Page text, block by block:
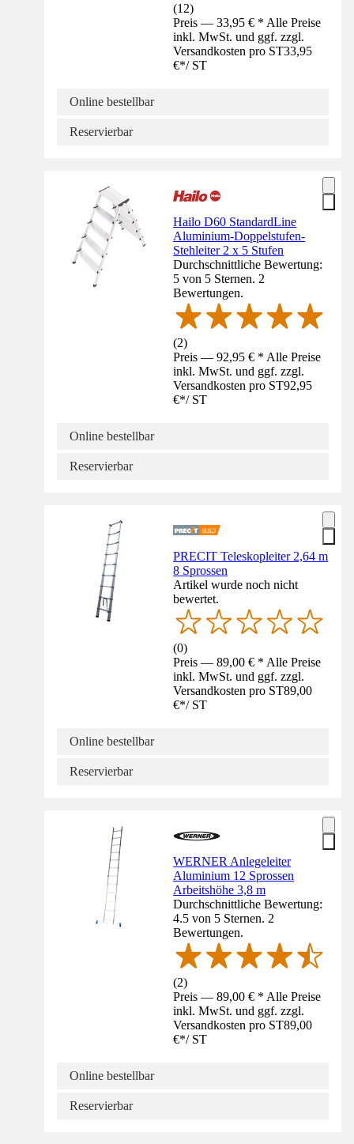
(12)
Preis — 33,95 € * Alle Preise
inkl. MwSt. und ggf. zzgl.
Versandkosten pro ST33,95
€*/ ST
Online bestellbar
Reservierbar
Hailo D60 StandardLine
Aluminium-Doppelstufen-
Stehleiter 2 x 5 Stufen
Durchschnittliche Bewertung:
5 von 5 Sternen. 2
Bewertungen.
(2)
Preis — 92,95 € * Alle Preise
inkl. MwSt. und ggf. zzgl.
Versandkosten pro ST92,95
€*/ ST
Online bestellbar
Reservierbar
PRECIT Teleskopleiter 2,64 m
8 Sprossen
Artikel wurde noch nicht
bewertet.
(0)
Preis — 89,00 € * Alle Preise
inkl. MwSt. und ggf. zzgl.
Versandkosten pro ST89,00
€*/ ST
Online bestellbar
Reservierbar
WERNER Anlegeleiter
Aluminium 12 Sprossen
Arbeitshöhe 3,8 m
Durchschnittliche Bewertung:
4.5 von 5 Sternen. 2
Bewertungen.
(2)
Preis — 89,00 € * Alle Preise
inkl. MwSt. und ggf. zzgl.
Versandkosten pro ST89,00
€*/ ST
Online bestellbar
Reservierbar